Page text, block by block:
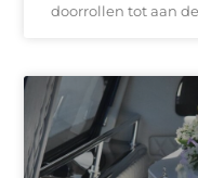
doorrollen tot aan